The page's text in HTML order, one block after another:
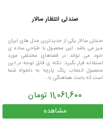
صندلی انتظار سالار
صندلی سالار یکی از جدیدترین مدل های ایران
میز می باشد. این محصول با طراحی ساده ی
خود می تواند در فضاهای مختلفی مورد
استفاده قرار بگیرد. نکته ی قابل توجه در این
محصول انتخاب رنگ پارچه به دلخواه شما
است که باعث هماهنگی با...
11,061,600 تومان
مشاهده